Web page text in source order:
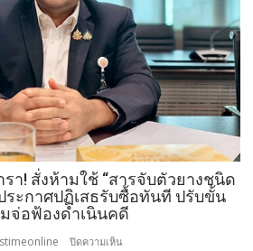
อุดรธานี
2569
เปิด
พื้นที่
ศรัทธา
คู่
ขนาน
มหกรรม
พืช
สวน
า! สั่งห้ามใช้ “สารจับตัวยางชนิด
ระกาศปฏิเสธรับซื้อทันที ปรับขั้น
จ่อฟ้องดำเนินคดี
ปิดความเห็น